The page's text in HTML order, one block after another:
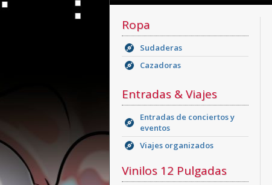
Ropa
Sudaderas
Cazadoras
Entradas & Viajes
Entradas de conciertos y
eventos
Viajes organizados
Vinilos 12 Pulgadas